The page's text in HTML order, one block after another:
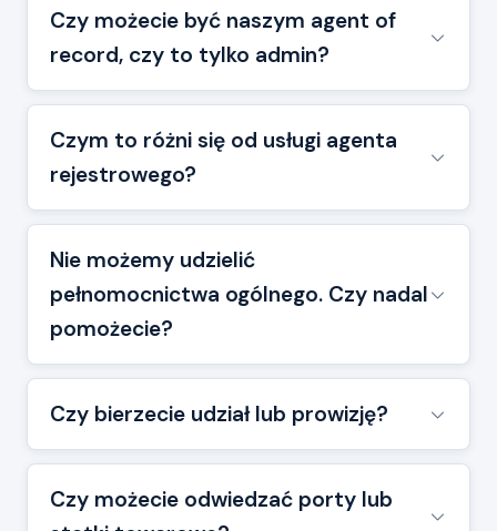
Czy możecie być naszym agent of
record, czy to tylko admin?
Czym to różni się od usługi agenta
rejestrowego?
Nie możemy udzielić
pełnomocnictwa ogólnego. Czy nadal
pomożecie?
Czy bierzecie udział lub prowizję?
Czy możecie odwiedzać porty lub